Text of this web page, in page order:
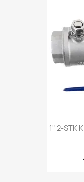
1" 2-STK